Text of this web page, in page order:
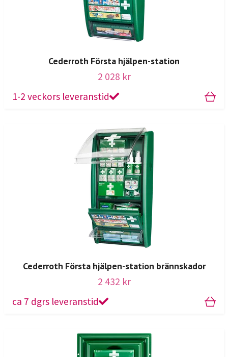
Cederroth Första hjälpen-station
2 028 kr
1-2 veckors leveranstid
Cederroth Första hjälpen-station brännskador
2 432 kr
ca 7 dgrs leveranstid